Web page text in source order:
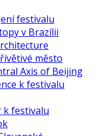
festivalu
v Brazílii
město
Axis of Beijing
k festivalu
k festivalu